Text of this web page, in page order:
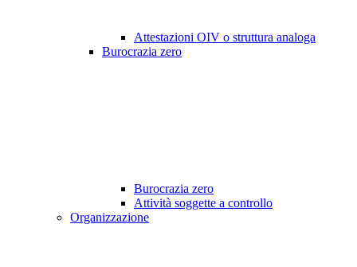
Attestazioni OIV o struttura analoga
Burocrazia zero
Burocrazia zero
Attività soggette a controllo
Organizzazione